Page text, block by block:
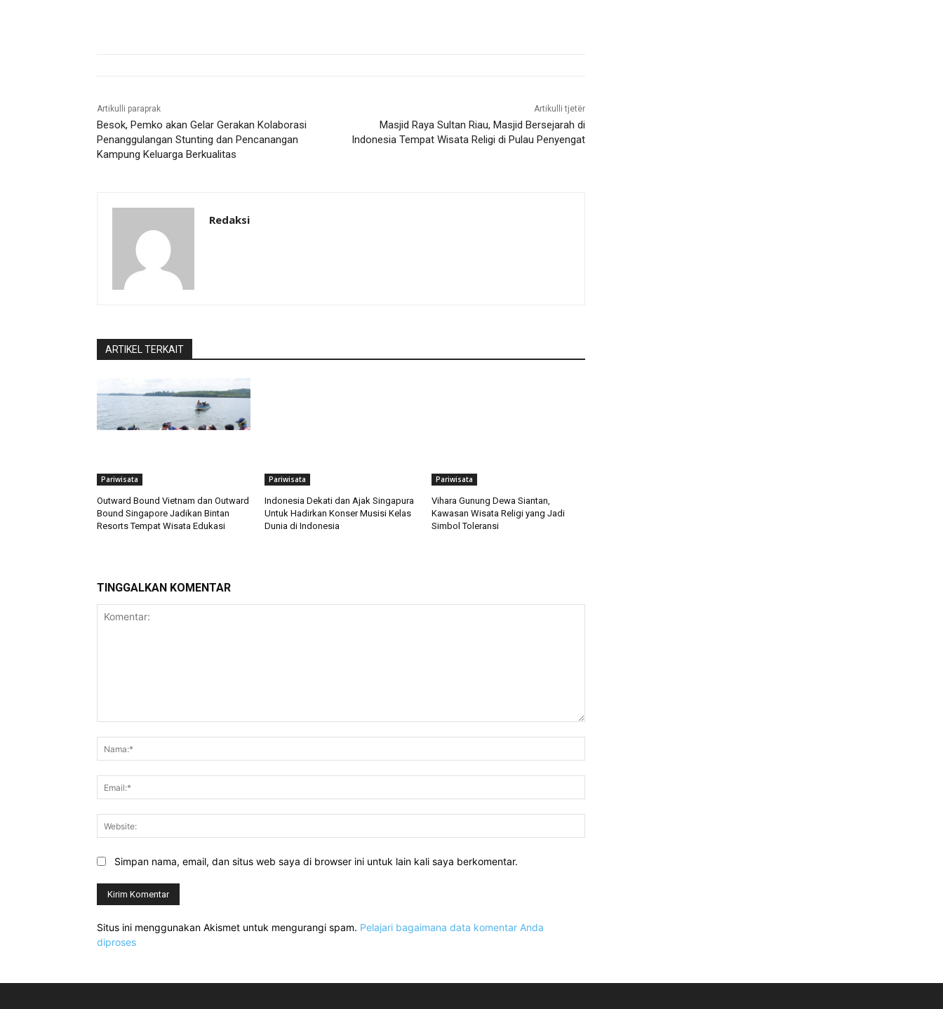
Artikulli paraprak
Besok, Pemko akan Gelar Gerakan Kolaborasi
Penanggulangan Stunting dan Pencanangan
Kampung Keluarga Berkualitas
Artikulli tjetër
Masjid Raya Sultan Riau, Masjid Bersejarah di
Indonesia Tempat Wisata Religi di Pulau Penyengat
Redaksi
ARTIKEL TERKAIT
Pariwisata
Outward Bound Vietnam dan Outward
Bound Singapore Jadikan Bintan
Resorts Tempat Wisata Edukasi
Pariwisata
Indonesia Dekati dan Ajak Singapura
Untuk Hadirkan Konser Musisi Kelas
Dunia di Indonesia
Pariwisata
Vihara Gunung Dewa Siantan,
Kawasan Wisata Religi yang Jadi
Simbol Toleransi
TINGGALKAN KOMENTAR
Simpan nama, email, dan situs web saya di browser ini untuk lain kali saya berkomentar.
Situs ini menggunakan Akismet untuk mengurangi spam. Pelajari bagaimana data komentar Anda
diproses